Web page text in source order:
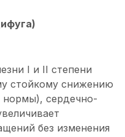
I и II степени
стойкому снижению
нормы), сердечно-
без изменения